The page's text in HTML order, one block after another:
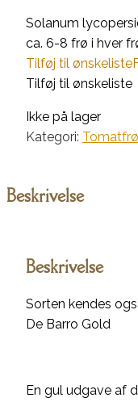
Solanum
ca. 6-8 frø i hver
Tilføj til ønskeliste
Tilføj til ønskeliste
Ikke på lager
Kategori: Tomatfrø
Beskrivelse
Beskrivelse
Sorten kendes
De Barro Gold
En gul udgave af